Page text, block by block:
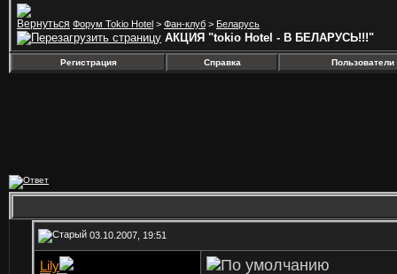
Форум Tokio Hotel > Фан-клуб > Беларусь
АКЦИЯ "tokio Hotel - В БЕЛАРУСЬ!!!"
Регистрация Справка Пользователи
03.10.2007, 19:51
Lily